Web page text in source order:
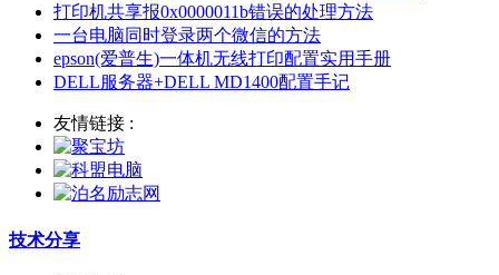
打印机共享报0x0000011b错误的处理方法
一台电脑同时登录两个微信的方法
epson(爱普生)一体机无线打印配置实用手册
DELL服务器+DELL MD1400配置手记
友情链接 :
技术分享